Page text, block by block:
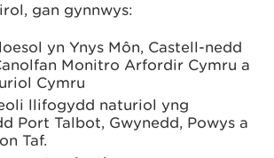
gan gynnwys:
yn Ynys Môn, Castell-nedd
Monitro Arfordir Cymru a
Cymru
llifogydd naturiol yng
Port Talbot, Gwynedd, Powys a
Taf.